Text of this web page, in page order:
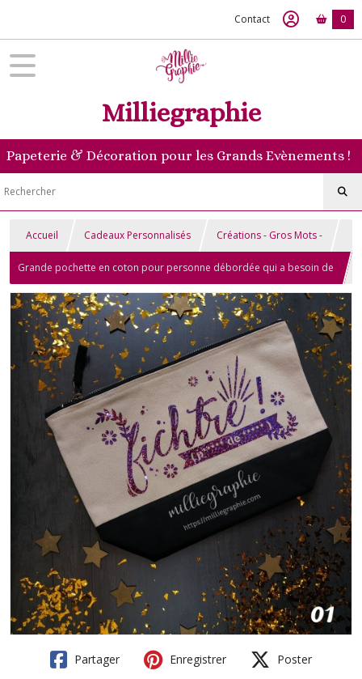
Contact 0
Milliegraphie
Papeterie & Décoration pour les Grands Evènements !
Accueil Cadeaux Personnalisés Créations - Gros Mots -
Grande pochette en coton pour personne débordée qui a besoin de
vite retrouver ses affaires
Partager Enregistrer Poster